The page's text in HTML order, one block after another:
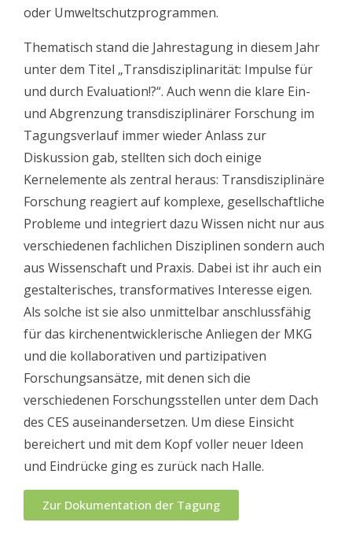
oder Umweltschutzprogrammen.
Thematisch stand die Jahrestagung in diesem Jahr
unter dem Titel „Transdisziplinarität: Impulse für
und durch Evaluation!?“. Auch wenn die klare Ein-
und Abgrenzung transdisziplinärer Forschung im
Tagungsverlauf immer wieder Anlass zur
Diskussion gab, stellten sich doch einige
Kernelemente als zentral heraus: Transdisziplinäre
Forschung reagiert auf komplexe, gesellschaftliche
Probleme und integriert dazu Wissen nicht nur aus
verschiedenen fachlichen Disziplinen sondern auch
aus Wissenschaft und Praxis. Dabei ist ihr auch ein
gestalterisches, transformatives Interesse eigen.
Als solche ist sie also unmittelbar anschlussfähig
für das kirchenentwicklerische Anliegen der MKG
und die kollaborativen und partizipativen
Forschungsansätze, mit denen sich die
verschiedenen Forschungsstellen unter dem Dach
des CES auseinandersetzen. Um diese Einsicht
bereichert und mit dem Kopf voller neuer Ideen
und Eindrücke ging es zurück nach Halle.
Zur Dokumentation der Tagung